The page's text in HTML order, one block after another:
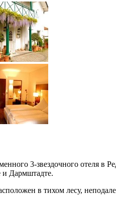
3-звездочного отеля в
Дармштадте.
в тихом лесу,